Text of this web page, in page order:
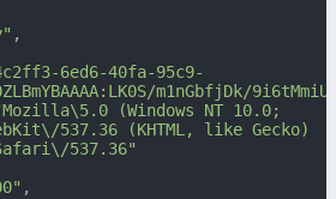
,
6ed6-40fa-95c9-
m1nGbfjDk/
(Windows NT 10.0;
537.36 (KHTML, like Gecko)
537.36"
,